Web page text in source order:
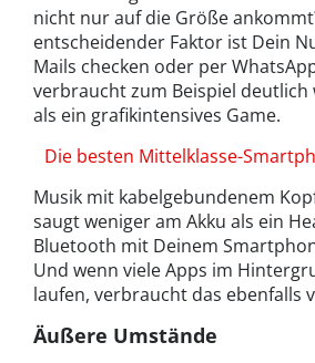
nicht nur auf die Größe
entscheidender Faktor ist Dein
Mails checken oder per
verbraucht zum Beispiel deutlich
als ein grafikintensives Game.
Die besten Mittelklasse-
Musik mit kabelgebundenem
saugt weniger am Akku als ein
Bluetooth mit Deinem
Und wenn viele Apps im
laufen, verbraucht das ebenfalls
Äußere Umstände